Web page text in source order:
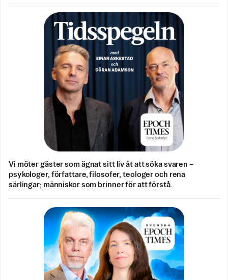
Vi möter gäster som ägnat sitt liv åt att söka svaren –
psykologer, författare, filosofer, teologer och rena
särlingar; människor som brinner för att förstå.